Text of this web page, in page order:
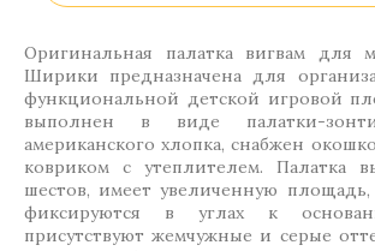
Оригинальная палатка вигвам для
Ширики предназначена для
функциональной детской игровой
выполнен в виде палатки-
американского хлопка, снабжен
ковриком с утеплителем. Палатка
шестов, имеет увеличенную
фиксируются в углах к
присутствуют жемчужные и серые